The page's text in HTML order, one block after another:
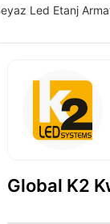
Led Etanj
Global K2